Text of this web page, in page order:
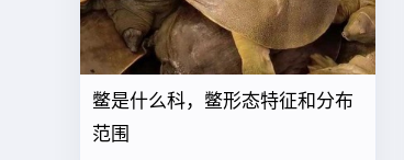
鳖是什么科，鳖形态特征和分布
范围